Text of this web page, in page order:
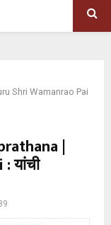
Shri Wamanrao Pai
|
यांची